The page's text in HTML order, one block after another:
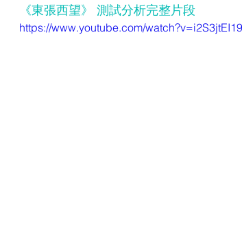
《東張西望》 測試分析完整片段
https://www.youtube.com/